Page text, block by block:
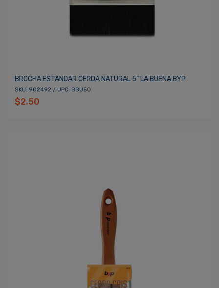
BROCHA ESTANDAR CERDA NATURAL 5" LA BUENA BYP
SKU: 902492 / UPC: BBU50
$2.50